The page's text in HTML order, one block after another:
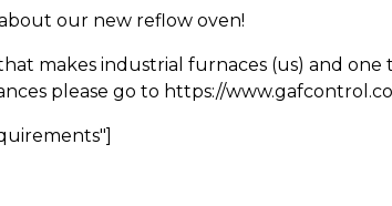
our new reflow oven!
makes industrial furnaces (us) and
please go to https://